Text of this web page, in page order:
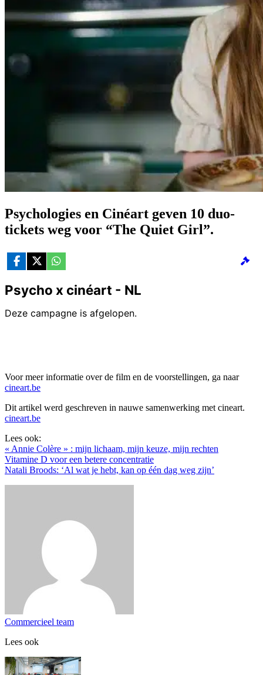
Psychologies en Cinéart geven 10 duo-
tickets weg voor “The Quiet Girl”.
Voor meer informatie over de film en de voorstellingen, ga naar
cineart.be
Dit artikel werd geschreven in nauwe samenwerking met cineart.
cineart.be
Lees ook:
« Annie Colère » : mijn lichaam, mijn keuze, mijn rechten
Vitamine D voor een betere concentratie
Natali Broods: ‘Al wat je hebt, kan op één dag weg zijn’
Commercieel team
Lees ook